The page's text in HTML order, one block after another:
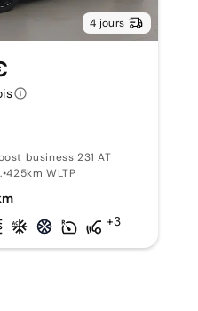
4 jours
business 231 AT
•425km WLTP
+3